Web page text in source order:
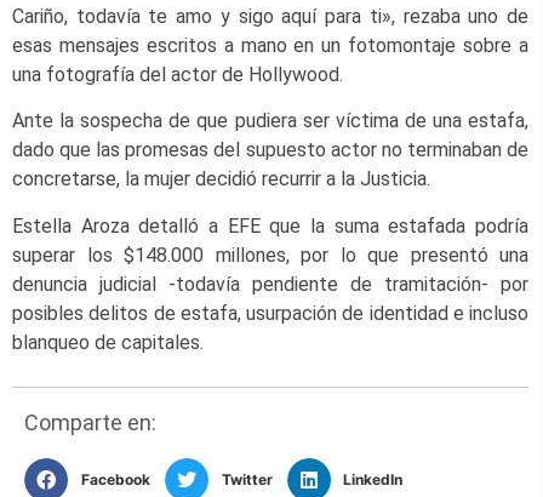
Cariño, todavía te amo y sigo aquí para ti», rezaba uno de
esas mensajes escritos a mano en un fotomontaje sobre a
una fotografía del actor de Hollywood.
Ante la sospecha de que pudiera ser víctima de una estafa,
dado que las promesas del supuesto actor no terminaban de
concretarse, la mujer decidió recurrir a la Justicia.
Estella Aroza detalló a EFE que la suma estafada podría
superar los $148.000 millones, por lo que presentó una
denuncia judicial -todavía pendiente de tramitación- por
posibles delitos de estafa, usurpación de identidad e incluso
blanqueo de capitales.
Comparte en:
Facebook Twitter LinkedIn